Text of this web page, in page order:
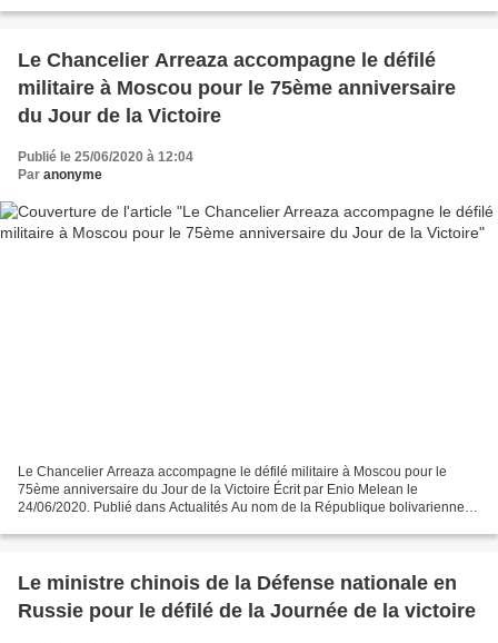
Le Chancelier Arreaza accompagne le défilé
militaire à Moscou pour le 75ème anniversaire
du Jour de la Victoire
Publié le 25/06/2020 à 12:04
Par anonyme
Le Chancelier Arreaza accompagne le défilé militaire à Moscou pour le
75ème anniversaire du Jour de la Victoire Écrit par Enio Melean le
24/06/2020. Publié dans Actualités Au nom de la République bolivarienne
Le ministre chinois de la Défense nationale en
Russie pour le défilé de la Journée de la victoire